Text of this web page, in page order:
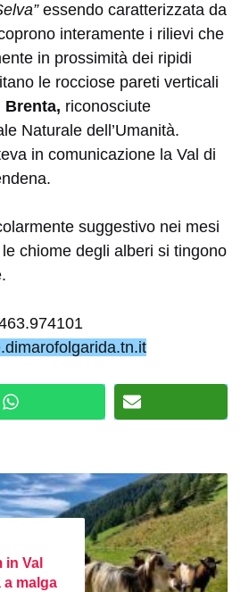
essendo caratterizzata da
interamente i rilievi che
in prossimità dei ripidi
le rocciose pareti verticali
Brenta, riconosciute
Naturale dell’Umanità.
in comunicazione la Val di
suggestivo nei mesi
chiome degli alberi si tingono
Val
a malga